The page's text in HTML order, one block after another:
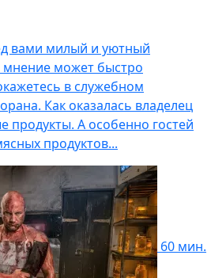
вами милый и уютный
может быстро
в служебном
Как оказалась владелец
продукты. А особенно гостей
продуктов...
60 мин.